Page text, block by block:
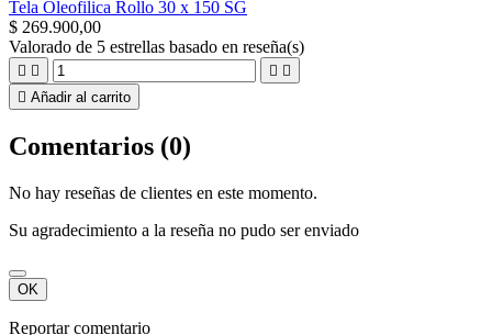
Tela Oleofilica Rollo 30 x 150 SG
$ 269.900,00
Valorado de 5 estrellas basado en reseña(s)
   
 Añadir al carrito
Comentarios (0)
No hay reseñas de clientes en este momento.
Su agradecimiento a la reseña no pudo ser enviado
OK
Reportar comentario